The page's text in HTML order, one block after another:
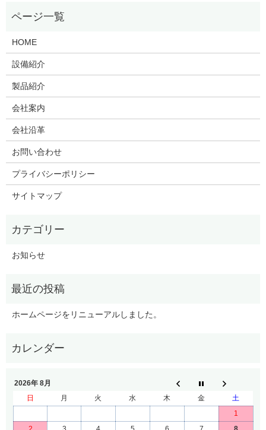
HOME
設備紹介
製品紹介
会社案内
会社沿革
お問い合わせ
プライバシーポリシー
サイトマップ
お知らせ
ホームページをリニューアルしました。
2026年 8月
日
月 火 水 木 金
土
1